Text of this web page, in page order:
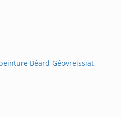
Béard-Géovreissiat